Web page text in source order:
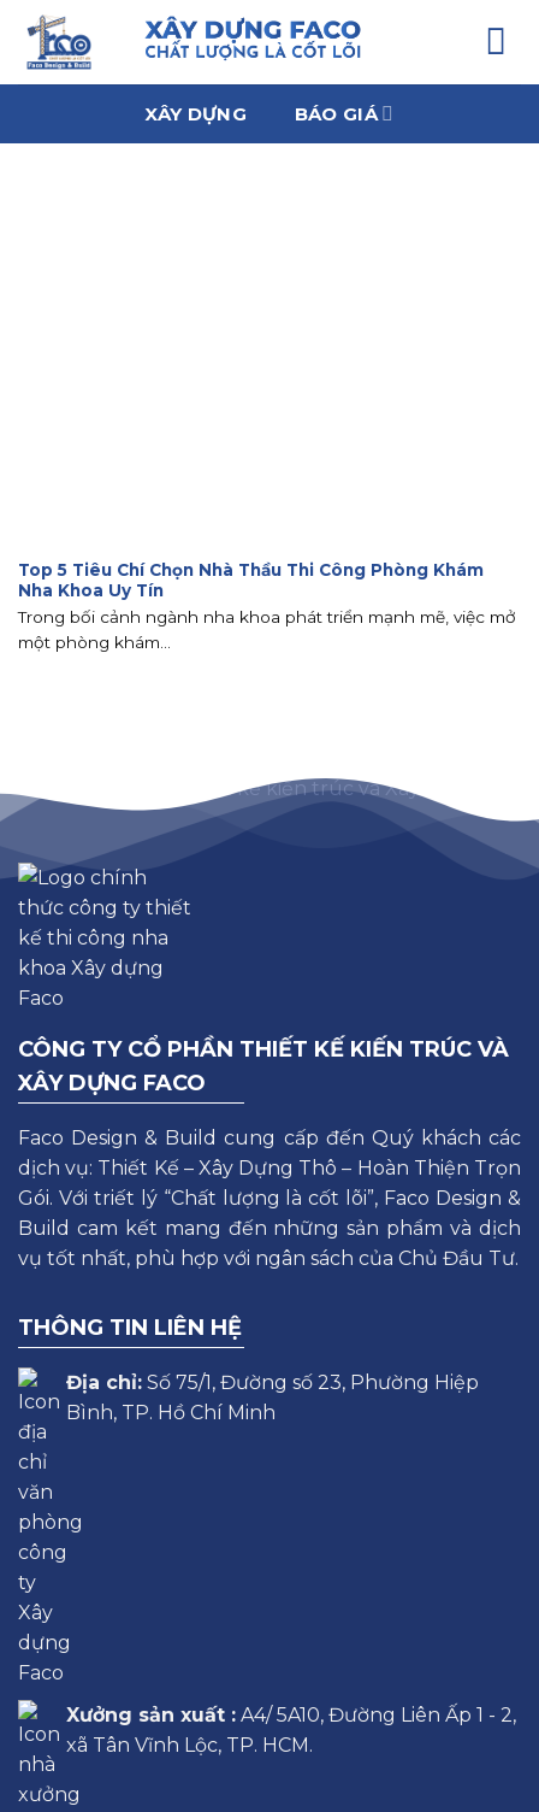
Chuyển
đến
nội
XÂY DỰNG BÁO GIÁ
Top 5 Tiêu Chí Chọn Nhà Thầu Thi Công Phòng Khám
Nha Khoa Uy Tín
Trong bối cảnh ngành nha khoa phát triển mạnh mẽ, việc mở
một phòng khám...
CÔNG TY CỔ PHẦN THIẾT KẾ KIẾN TRÚC VÀ
XÂY DỰNG FACO
Faco Design & Build cung cấp đến Quý khách các
dịch vụ: Thiết Kế – Xây Dựng Thô – Hoàn Thiện Trọn
Gói. Với triết lý “Chất lượng là cốt lõi”, Faco Design &
Build cam kết mang đến những sản phẩm và dịch
vụ tốt nhất, phù hợp với ngân sách của Chủ Đầu Tư.
THÔNG TIN LIÊN HỆ
Địa chỉ: Số 75/1, Đường số 23, Phường Hiệp
Bình, TP. Hồ Chí Minh
Xưởng sản xuất : A4/ 5A10, Đường Liên Ấp 1 - 2,
xã Tân Vĩnh Lộc, TP. HCM.